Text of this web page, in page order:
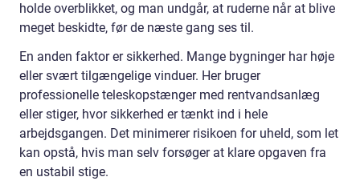
holde overblikket, og man undgår, at ruderne når at blive
meget beskidte, før de næste gang ses til.
En anden faktor er sikkerhed. Mange bygninger har høje
eller svært tilgængelige vinduer. Her bruger
professionelle teleskopstænger med rentvandsanlæg
eller stiger, hvor sikkerhed er tænkt ind i hele
arbejdsgangen. Det minimerer risikoen for uheld, som let
kan opstå, hvis man selv forsøger at klare opgaven fra
en ustabil stige.